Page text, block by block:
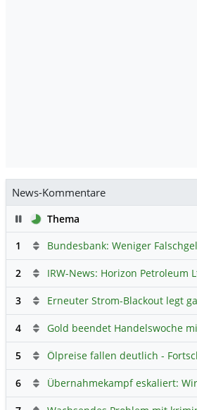
News-Kommentare
PauseThema
1
2
3
4
5
6